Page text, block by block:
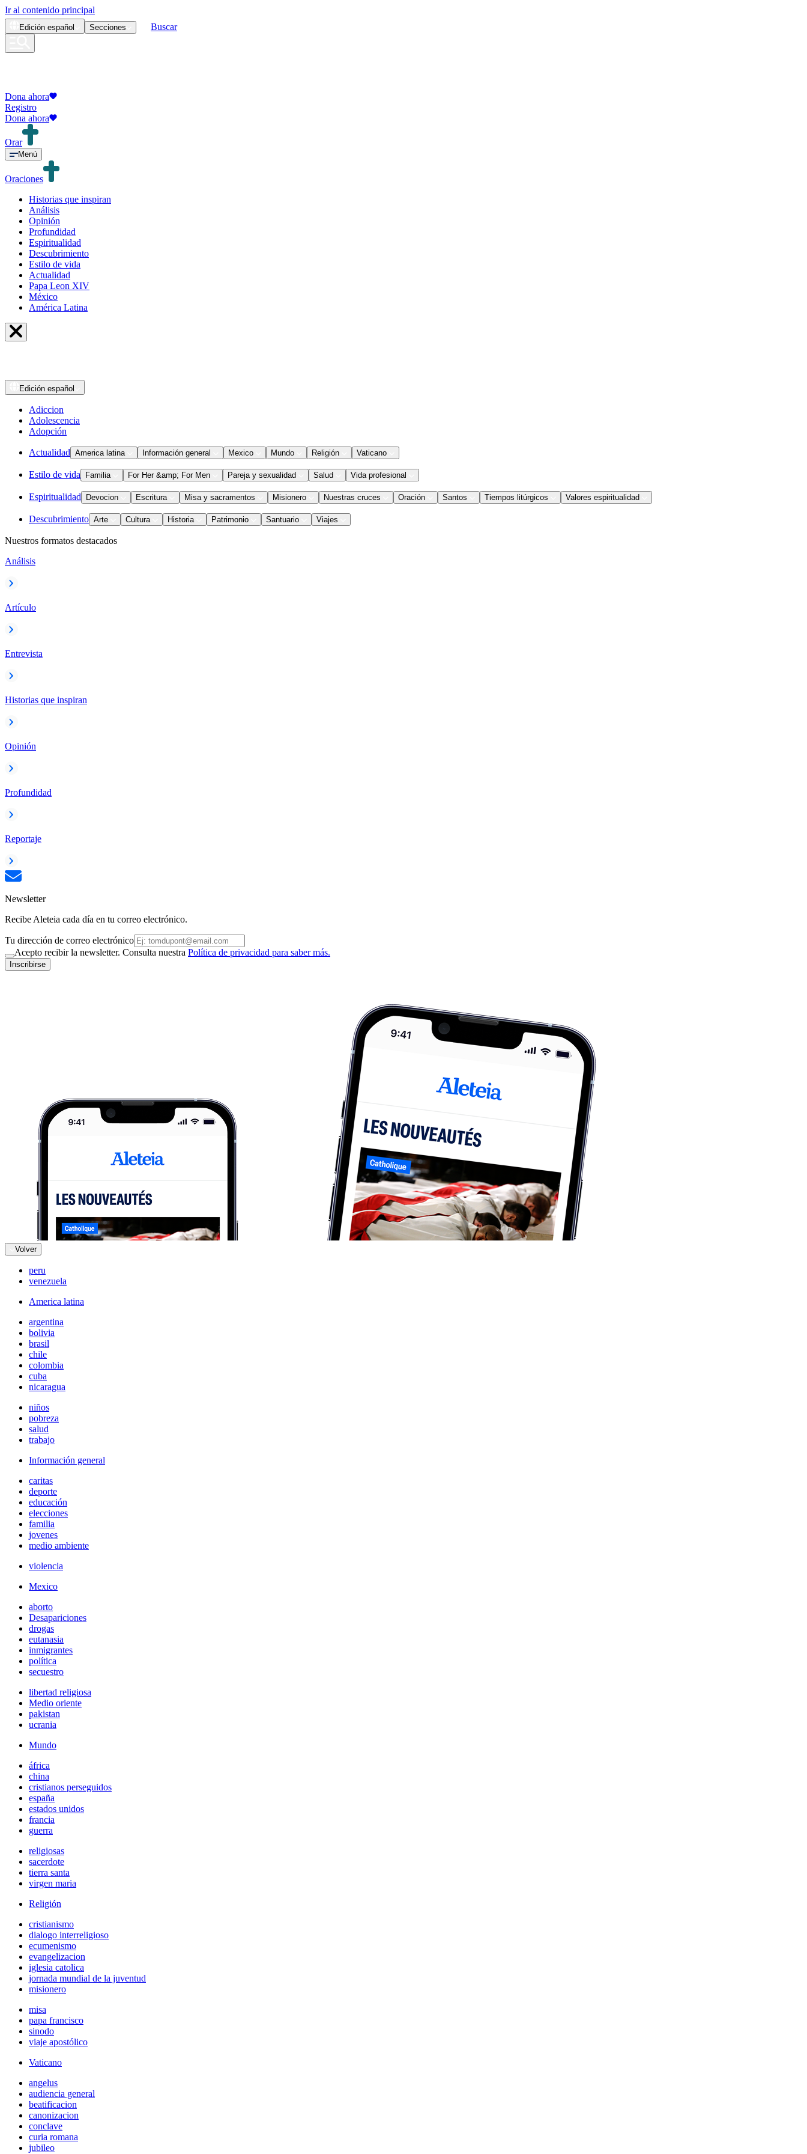
Ir al contenido principal
Edición español Secciones Buscar
Dona ahora
Registro
Dona ahora
Orar
Menú
Oraciones
Historias que inspiran
Análisis
Opinión
Profundidad
Espiritualidad
Descubrimiento
Estilo de vida
Actualidad
Papa Leon XIV
México
América Latina
Edición español
Adiccion
Adolescencia
Adopción
Actualidad America latina Información general Mexico Mundo Religión Vaticano
Estilo de vida Familia For Her &amp; For Men Pareja y sexualidad Salud Vida profesional
Espiritualidad Devocion Escritura Misa y sacramentos Misionero Nuestras cruces Oración Santos Tiempos litúrgicos Valores espiritualidad
Descubrimiento Arte Cultura Historia Patrimonio Santuario Viajes
Nuestros formatos destacados
Análisis
Artículo
Entrevista
Historias que inspiran
Opinión
Profundidad
Reportaje
Newsletter
Recibe Aleteia cada día en tu correo electrónico.
Tu dirección de correo electrónico
Acepto recibir la newsletter. Consulta nuestra Política de privacidad para saber más.
Inscribirse
Volver
peru
venezuela
America latina
argentina
bolivia
brasil
chile
colombia
cuba
nicaragua
niños
pobreza
salud
trabajo
Información general
caritas
deporte
educación
elecciones
familia
jovenes
medio ambiente
violencia
Mexico
aborto
Desapariciones
drogas
eutanasia
inmigrantes
política
secuestro
libertad religiosa
Medio oriente
pakistan
ucrania
Mundo
áfrica
china
cristianos perseguidos
españa
estados unidos
francia
guerra
religiosas
sacerdote
tierra santa
virgen maria
Religión
cristianismo
dialogo interreligioso
ecumenismo
evangelizacion
iglesia catolica
jornada mundial de la juventud
misionero
misa
papa francisco
sinodo
viaje apostólico
Vaticano
angelus
audiencia general
beatificacion
canonizacion
conclave
curia romana
jubileo